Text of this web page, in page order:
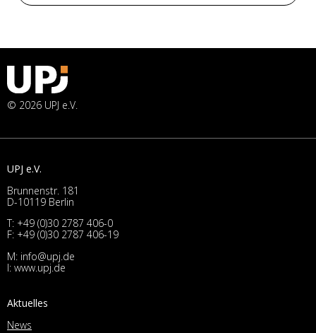
© 2026 UPJ e.V.
UPJ e.V.
Brunnenstr. 181
D-10119 Berlin
T: +49 (0)30 2787 406-0
F: +49 (0)30 2787 406-19
M: info@upj.de
I: www.upj.de
Aktuelles
News